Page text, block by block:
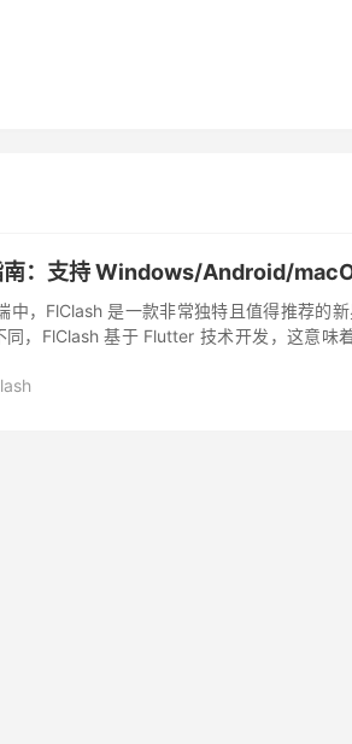
南：支持 Windows/Android/
中，FlClash 是一款非常独特且值得推荐的
，FlClash 基于 Flutter 技术开发，这意味